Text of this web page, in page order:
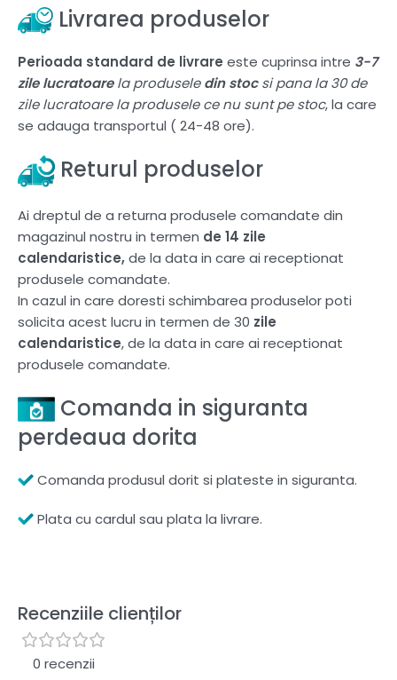
Livrarea produselor
Perioada standard de livrare este cuprinsa intre 3-7
zile lucratoarela produseledin stocsi pana la 30 de
zile lucratoare la produsele ce nu sunt pe stoc, la care
se adauga transportul ( 24-48 ore).
Returul produselor
Ai dreptul de a returna produsele comandate din
magazinul nostru in termen de 14 zile
calendaristice,de la data in care ai receptionat
produsele comandate.
In cazul in care doresti schimbarea produselor poti
solicita acest lucru in termen de 30 zile
calendaristice, de la data in care ai receptionat
produsele comandate.
Comanda in siguranta
perdeaua dorita
Comanda produsul dorit si plateste in siguranta.
Plata cu cardul sau plata la livrare.
Recenziile clienților
0 recenzii